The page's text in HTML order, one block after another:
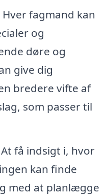
Hver fagmand kan
og
døre og
give dig
bredere vifte af
som passer til
At få indsigt i, hvor
kan finde
med at planlægge